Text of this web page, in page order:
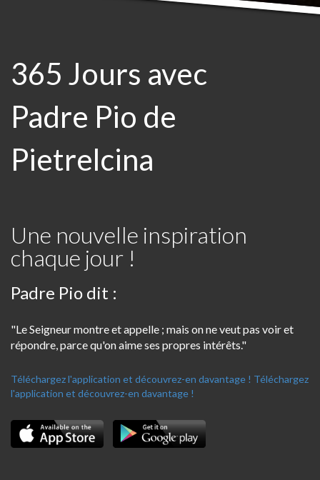
365 Jours avec
Padre Pio de
Pietrelcina
Une nouvelle inspiration
chaque jour !
Padre Pio dit :
"Le Seigneur montre et appelle ; mais on ne veut pas voir et
répondre, parce qu'on aime ses propres intérêts."
Téléchargez l'application et découvrez-en davantage ! Téléchargez
l'application et découvrez-en davantage !